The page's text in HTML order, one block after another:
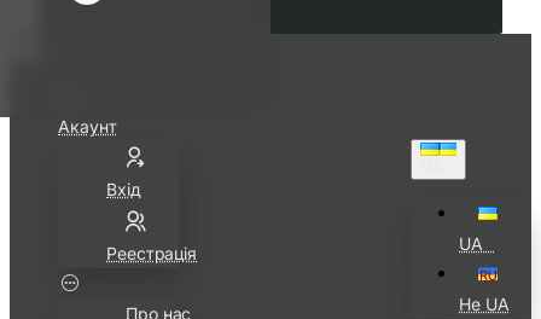
Акаунт
Вхід
Реестрація
Про нас
UA⠀
Не UA